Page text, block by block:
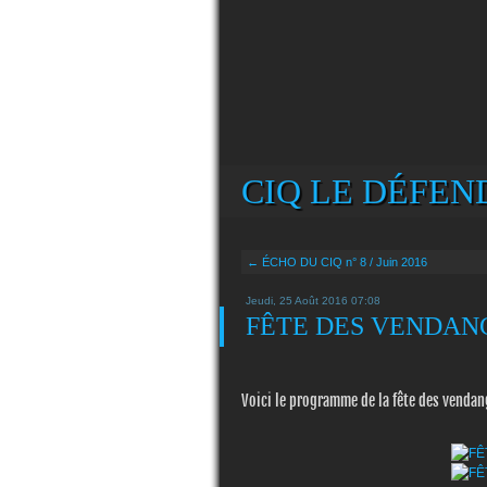
CIQ LE
← ÉCHO DU CIQ n° 8 / Juin 2016
Jeudi, 25 Août 2016 07:08
FÊTE DES
Voici le programme de la fête des